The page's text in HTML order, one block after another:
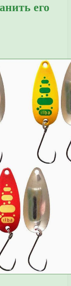
его